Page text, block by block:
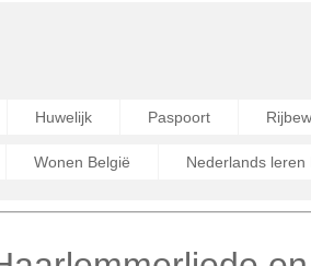
Huwelijk Paspoort
Wonen België Nederlands leren